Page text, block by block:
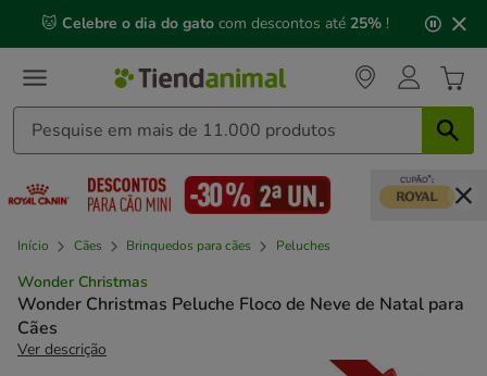
mensagem,
🐱 Celebre o dia do gato com descontos até 25% !
Início Cães Brinquedos para cães Peluches
Wonder Christmas
Wonder Christmas Peluche Floco de Neve de Natal para
Cães
Ver descrição